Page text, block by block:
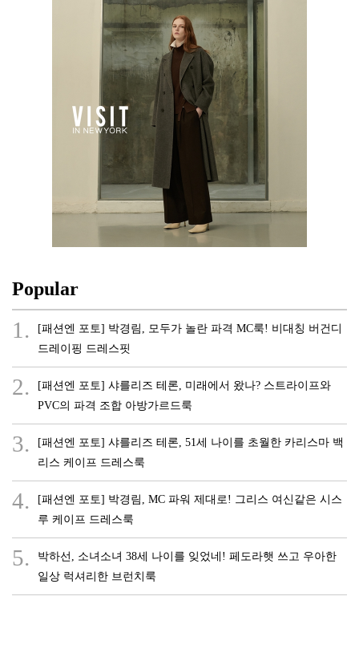
Popular
1.
[패션엔 포토] 박경림, 모두가 놀란 파격 MC룩! 비대칭 버건디
드레이핑 드레스핏
2.
[패션엔 포토] 샤를리즈 테론, 미래에서 왔나? 스트라이프와
PVC의 파격 조합 아방가르드룩
3.
[패션엔 포토] 샤를리즈 테론, 51세 나이를 초월한 카리스마 백
리스 케이프 드레스룩
4.
[패션엔 포토] 박경림, MC 파워 제대로! 그리스 여신같은 시스
루 케이프 드레스룩
5.
박하선, 소녀소녀 38세 나이를 잊었네! 페도라햇 쓰고 우아한
일상 럭셔리한 브런치룩